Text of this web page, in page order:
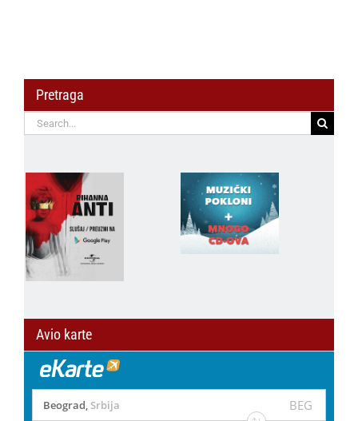
Pretraga
Search
for:
Avio karte
Beograd, Srbija BEG